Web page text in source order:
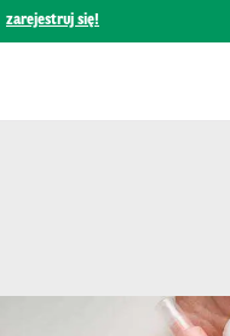
zarejestruj się!